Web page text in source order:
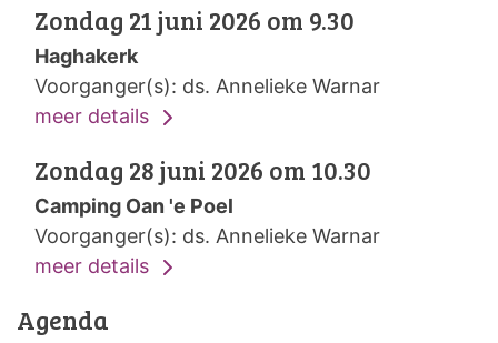
Zondag 21 juni 2026 om 9.30
Haghakerk
Voorganger(s): ds. Annelieke Warnar
meer details
Zondag 28 juni 2026 om 10.30
Camping Oan 'e Poel
Voorganger(s): ds. Annelieke Warnar
meer details
Agenda